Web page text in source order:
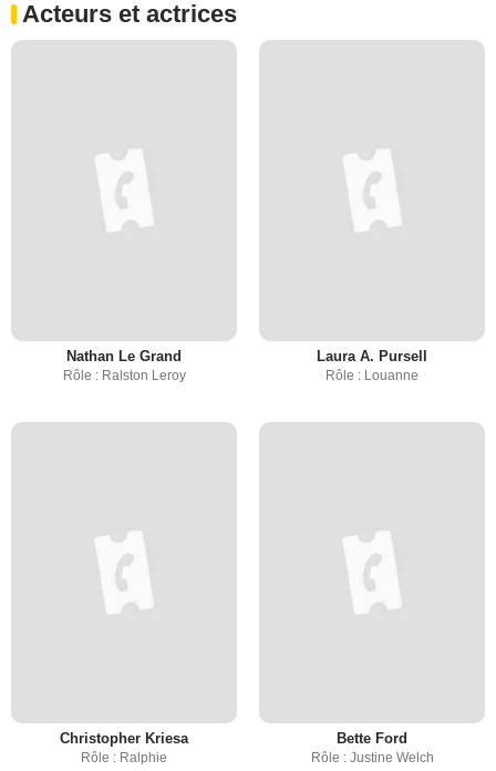
Acteurs et actrices
Nathan Le Grand
Rôle : Ralston Leroy
Laura A. Pursell
Rôle : Louanne
Christopher Kriesa
Rôle : Ralphie
Bette Ford
Rôle : Justine Welch